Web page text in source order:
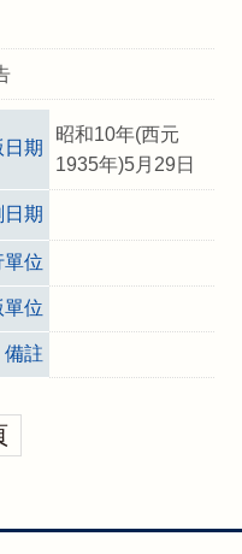
日期
昭和10年(西元
1935年)5月29日
日期
單位
單位
備註